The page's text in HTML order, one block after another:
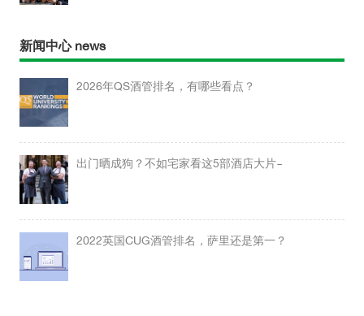
新闻中心 news
2026年QS酒管排名，有哪些看点？
出门晒成狗？不如宅家看这5部酒店大片~
2022英国CUG酒管排名，萨里还是第一？